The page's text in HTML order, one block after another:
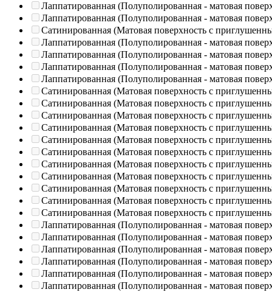
Лаппатированная (Полуполированная - матовая
Лаппатированная (Полуполированная - матовая
Сатинированная (Матовая поверхность с
Лаппатированная (Полуполированная - матовая
Лаппатированная (Полуполированная - матовая
Лаппатированная (Полуполированная - матовая
Лаппатированная (Полуполированная - матовая
Сатинированная (Матовая поверхность с
Сатинированная (Матовая поверхность с
Сатинированная (Матовая поверхность с
Сатинированная (Матовая поверхность с
Сатинированная (Матовая поверхность с
Сатинированная (Матовая поверхность с
Сатинированная (Матовая поверхность с
Сатинированная (Матовая поверхность с
Сатинированная (Матовая поверхность с
Сатинированная (Матовая поверхность с
Сатинированная (Матовая поверхность с
Лаппатированная (Полуполированная - матовая
Лаппатированная (Полуполированная - матовая
Лаппатированная (Полуполированная - матовая
Лаппатированная (Полуполированная - матовая
Лаппатированная (Полуполированная - матовая
Лаппатированная (Полуполированная - матовая